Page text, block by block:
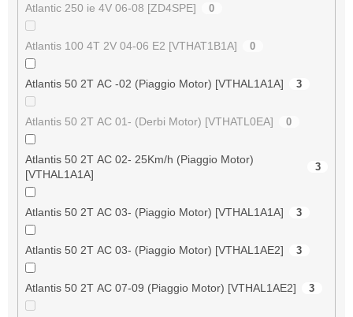
Atlantic 250 ie 4V 06-08 [ZD4SPE] 0
Atlantis 100 4T 2V 04-06 E2 [VTHAT1B1A] 0
Atlantis 50 2T AC -02 (Piaggio Motor) [VTHAL1A1A] 3
Atlantis 50 2T AC 01- (Derbi Motor) [VTHATL0EA] 0
Atlantis 50 2T AC 02- 25Km/h (Piaggio Motor)
[VTHAL1A1A]
3
Atlantis 50 2T AC 03- (Piaggio Motor) [VTHAL1A1A] 3
Atlantis 50 2T AC 03- (Piaggio Motor) [VTHAL1AE2] 3
Atlantis 50 2T AC 07-09 (Piaggio Motor) [VTHAL1AE2] 3